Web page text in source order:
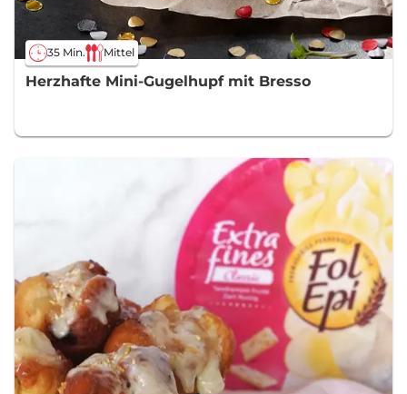
35 Min. Mittel
Herzhafte Mini-Gugelhupf mit Bresso